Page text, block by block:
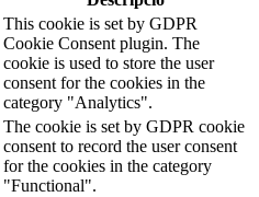
This cookie is set by GDPR
Cookie Consent plugin. The
cookie is used to store the user
consent for the cookies in the
category "Analytics".
The cookie is set by GDPR cookie
consent to record the user consent
for the cookies in the category
"Functional".